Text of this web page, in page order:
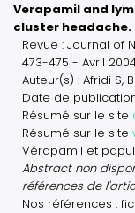
Verapamil and
cluster headache.
Revue : Journal of
473-475 - Avril
Auteur(s) : Afridi S,
Date de
Résumé sur le site
Résumé sur le site
Vérapamil et
Abstract non
références de
Nos références :